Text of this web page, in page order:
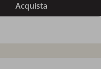
Acquista